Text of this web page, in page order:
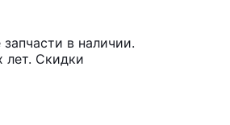
в наличии.
лет. Скидки